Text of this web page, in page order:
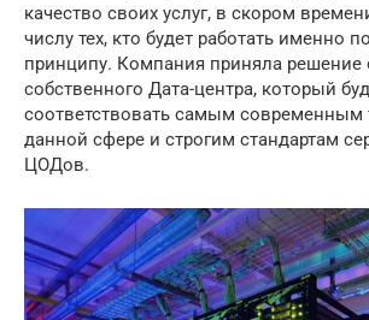
качество своих услуг, в скором
числу тех, кто будет работать именно
принципу. Компания приняла решение
собственного Дата-центра, который
соответствовать самым современным
данной сфере и строгим стандартам
ЦОДов.